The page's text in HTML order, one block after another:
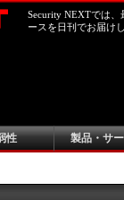
Security NEXTでは
ースを日刊でお届け
性 製品・サ